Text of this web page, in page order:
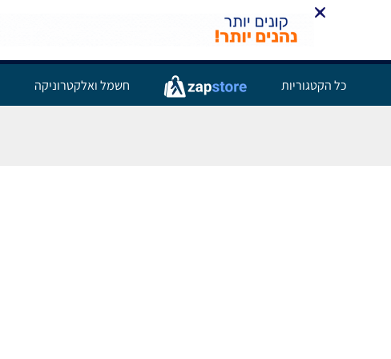
כל הקטגוריות חשמל ואלקטרוניקה